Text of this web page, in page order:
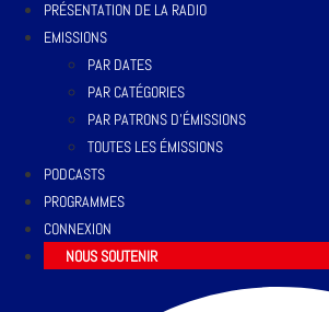
PRÉSENTATION DE LA RADIO
EMISSIONS
PAR DATES
PAR CATÉGORIES
PAR PATRONS D’ÉMISSIONS
TOUTES LES ÉMISSIONS
PODCASTS
PROGRAMMES
CONNEXION
NOUS SOUTENIR